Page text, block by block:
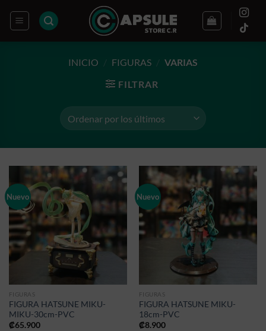
INICIO / FIGURAS / VARIAS
FILTRAR
Nuevo
FIGURAS
FIGURA HATSUNE MIKU-
MIKU-30cm-PVC
₡65.900
Nuevo
FIGURAS
FIGURA HATSUNE MIKU-
18cm-PVC
₡8.900